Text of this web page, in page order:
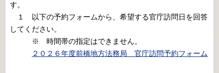
す。
１ 以下の予約フォームから、希望する官庁訪問日を回答
してください。
※ 時間帯の指定はできません。
２０２６年度前橋地方法務局 官庁訪問予約フォーム